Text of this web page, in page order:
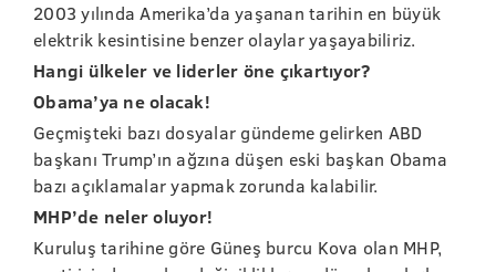
2003 yılında Amerika’da yaşanan tarihin en büyük
elektrik kesintisine benzer olaylar yaşayabiliriz.
Hangi ülkeler ve liderler öne çıkartıyor?
Obama’ya ne olacak!
Geçmişteki bazı dosyalar gündeme gelirken ABD
başkanı Trump’ın ağzına düşen eski başkan Obama
bazı açıklamalar yapmak zorunda kalabilir.
MHP’de neler oluyor!
Kuruluş tarihine göre Güneş burcu Kova olan MHP,